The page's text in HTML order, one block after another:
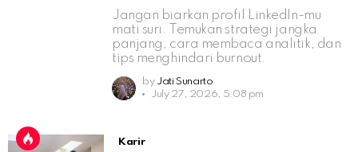
Jangan biarkan profil LinkedIn-mu
mati suri. Temukan strategi jangka
panjang, cara membaca analitik, dan
tips menghindari burnout.
by Jati Sunarto
July 27, 2026, 5:08 pm
Karir